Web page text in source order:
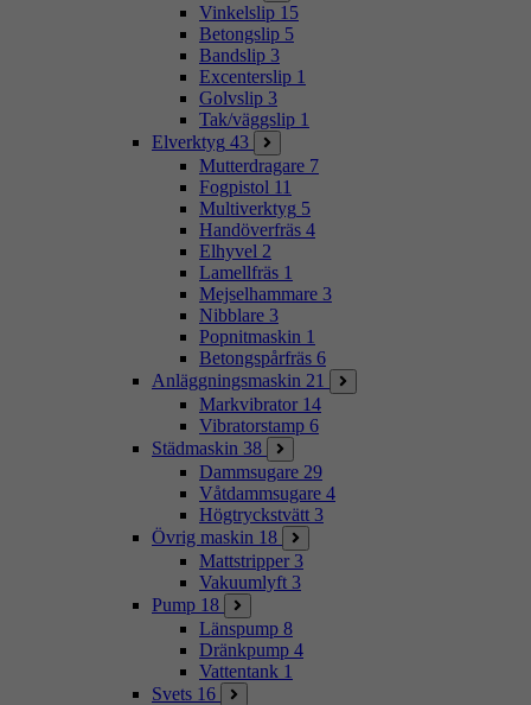
Vinkelslip 15
Betongslip 5
Bandslip 3
Excenterslip 1
Golvslip 3
Tak/väggslip 1
Elverktyg 43
Mutterdragare 7
Fogpistol 11
Multiverktyg 5
Handöverfräs 4
Elhyvel 2
Lamellfräs 1
Mejselhammare 3
Nibblare 3
Popnitmaskin 1
Betongspårfräs 6
Anläggningsmaskin 21
Markvibrator 14
Vibratorstamp 6
Städmaskin 38
Dammsugare 29
Våtdammsugare 4
Högtryckstvätt 3
Övrig maskin 18
Mattstripper 3
Vakuumlyft 3
Pump 18
Länspump 8
Dränkpump 4
Vattentank 1
Svets 16